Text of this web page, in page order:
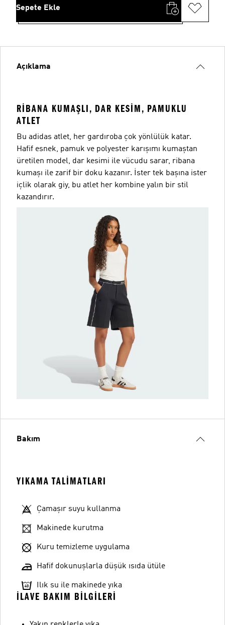
Sepete Ekle
Açıklama
RIBANA KUMAŞLI, DAR KESIM, PAMUKLU
ATLET
Bu adidas atlet, her gardıroba çok yönlülük katar.
Hafif esnek, pamuk ve polyester karışımı kumaştan
üretilen model, dar kesimi ile vücudu sarar, ribana
kumaşı ile zarif bir doku kazanır. İster tek başına ister
içlik olarak giy, bu atlet her kombine yalın bir stil
kazandırır.
Bakım
YIKAMA TALIMATLARI
Çamaşır suyu kullanma
Makinede kurutma
Kuru temizleme uygulama
Hafif dokunuşlarla düşük ısıda ütüle
Ilık su ile makinede yıka
İLAVE BAKIM BILGILERI